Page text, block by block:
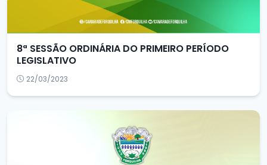
8ª SESSÃO ORDINÁRIA DO PRIMEIRO PERÍODO
LEGISLATIVO
22/03/2023